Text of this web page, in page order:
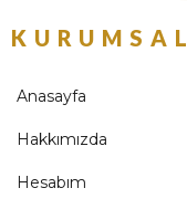
KURUMSAL
Anasayfa
Hakkımızda
Hesabım